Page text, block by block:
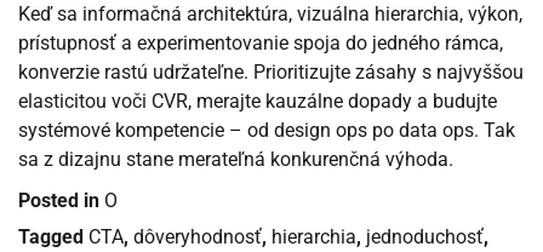
Keď sa informačná architektúra, vizuálna hierarchia, výkon,
prístupnosť a experimentovanie spoja do jedného rámca,
konverzie rastú udržateľne. Prioritizujte zásahy s najvyššou
elasticitou voči CVR, merajte kauzálne dopady a budujte
systémové kompetencie – od design ops po data ops. Tak
sa z dizajnu stane merateľná konkurenčná výhoda.
Posted in O
Tagged CTA, dôveryhodnosť, hierarchia, jednoduchosť,